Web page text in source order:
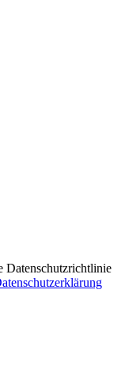
Datenschutzrichtlinie